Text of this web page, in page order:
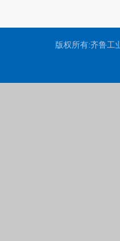
版权所有:齐鲁工